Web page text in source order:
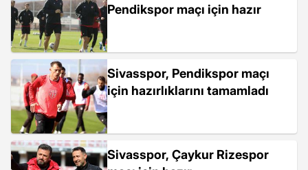
Pendikspor maçı için hazır
Sivasspor, Pendikspor maçı
için hazırlıklarını tamamladı
Sivasspor, Çaykur Rizespor